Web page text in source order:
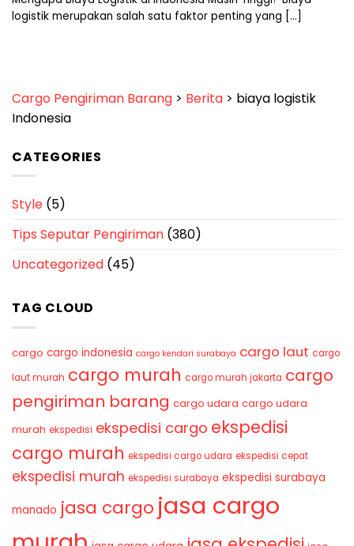
logistik merupakan salah satu faktor penting yang [...]
Cargo Pengiriman Barang > Berita > biaya logistik
Indonesia
CATEGORIES
Style (5)
Tips Seputar Pengiriman (380)
Uncategorized (45)
TAG CLOUD
cargo cargo indonesia cargo kendari surabaya cargo laut cargo
laut murah cargo murah cargo murah jakarta cargo
pengiriman barang cargo udara cargo udara
murah ekspedisi ekspedisi cargo ekspedisi
cargo murah ekspedisi cargo udara ekspedisi cepat
ekspedisi murah ekspedisi surabaya ekspedisi surabaya
manado jasa cargo jasa cargo